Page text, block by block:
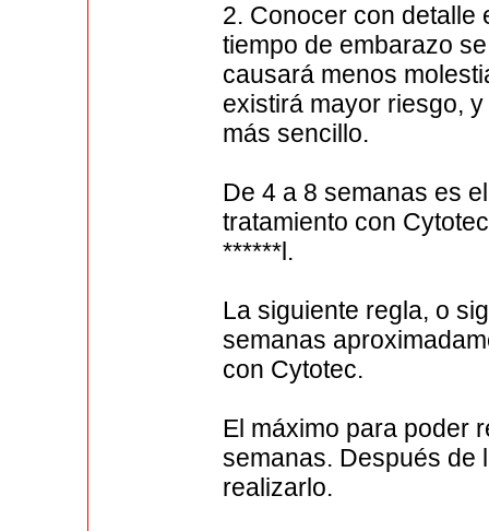
2. Conocer con detalle
tiempo de embarazo
causará menos
existirá mayor riesgo,
más sencillo.
De 4 a 8 semanas es
tratamiento con
******l.
La siguiente regla, o
semanas
con Cytotec.
El máximo para poder
semanas. Después de
realizarlo.